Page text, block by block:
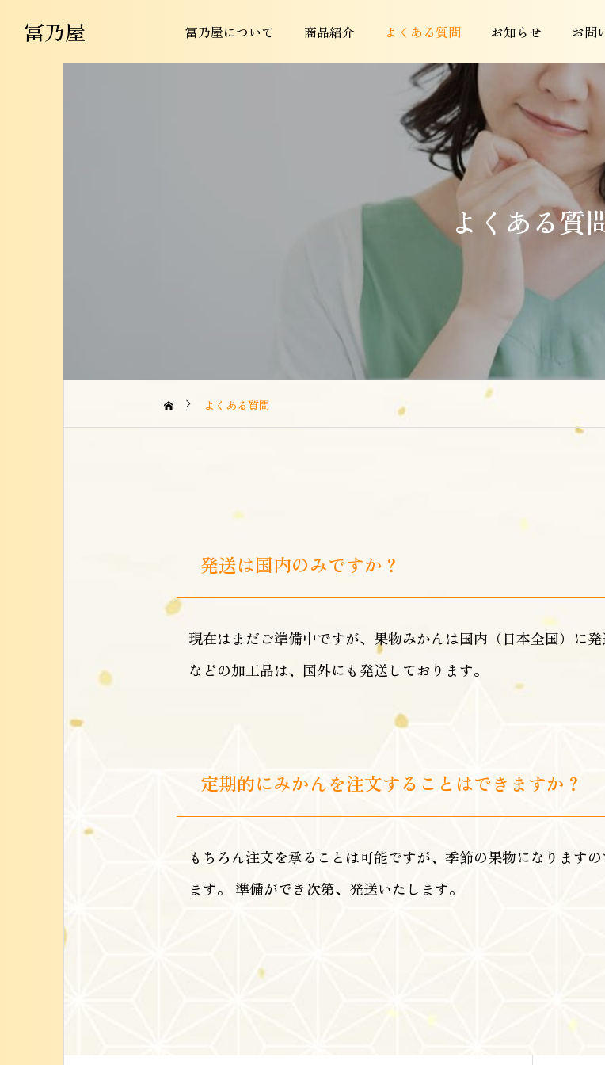
冨乃屋 冨乃屋について 商品紹介 よくある質問 お知らせ お問
よくある質
よくある質問
発送は国内のみですか？
現在はまだご準備中ですが、果物みかんは国内（日本全国）に
などの加工品は、国外にも発送しております。
定期的にみかんを注文することはできますか？
もちろん注文を承ることは可能ですが、季節の果物になります
ます。 準備ができ次第、発送いたします。